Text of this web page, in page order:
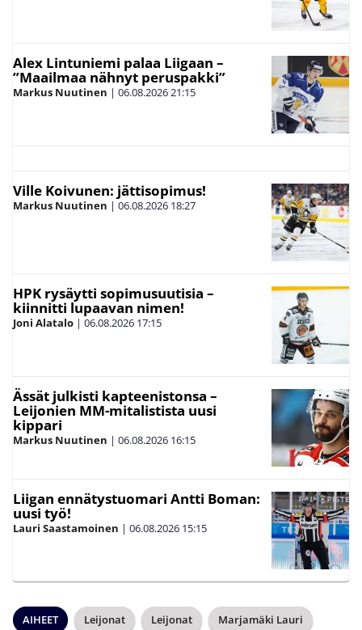
Alex Lintuniemi palaa Liigaan –
”Maailmaa nähnyt peruspakki”
Markus Nuutinen | 06.08.202621:15
Ville Koivunen: jättisopimus!
Markus Nuutinen | 06.08.2026 18:27
HPK rysäytti sopimusuutisia –
kiinnitti lupaavan nimen!
Joni Alatalo | 06.08.2026 17:15
Ässät julkisti kapteenistonsa –
Leijonien MM-mitalistista uusi
kippari
Markus Nuutinen | 06.08.2026 16:15
Liigan ennätystuomari Antti Boman:
uusi työ!
Lauri Saastamoinen | 06.08.2026 15:15
AIHEET Leijonat Leijonat Marjamäki Lauri